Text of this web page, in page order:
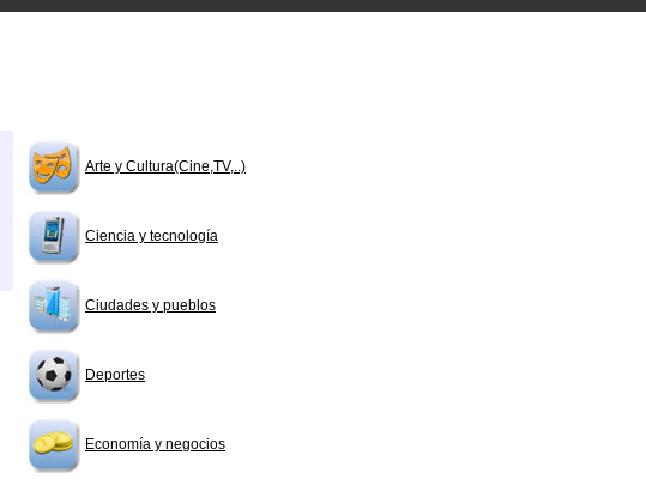
Arte y Cultura(Cine,TV,..)
Ciencia y tecnología
Ciudades y pueblos
Deportes
Economía y negocios